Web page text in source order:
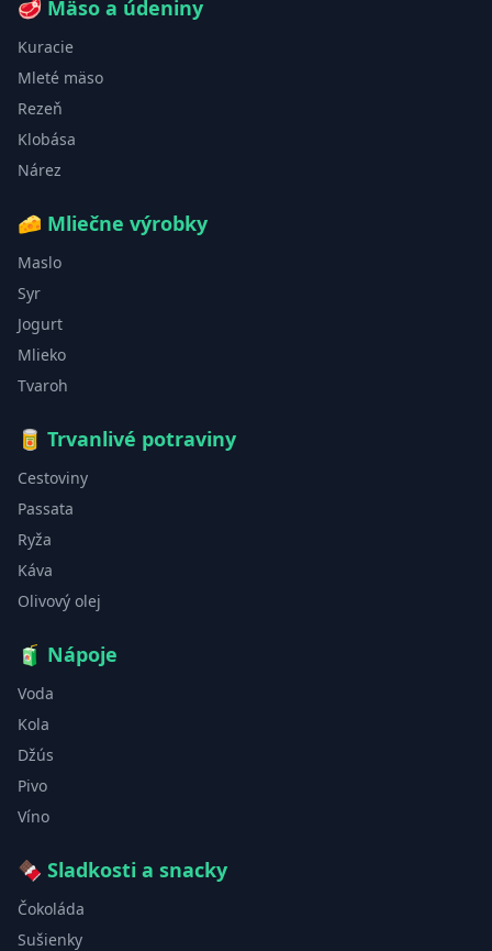
🥩 Mäso a údeniny
Kuracie
Mleté mäso
Rezeň
Klobása
Nárez
🧀 Mliečne výrobky
Maslo
Syr
Jogurt
Mlieko
Tvaroh
🥫 Trvanlivé potraviny
Cestoviny
Passata
Ryža
Káva
Olivový olej
🧃 Nápoje
Voda
Kola
Džús
Pivo
Víno
🍫 Sladkosti a snacky
Čokoláda
Sušienky